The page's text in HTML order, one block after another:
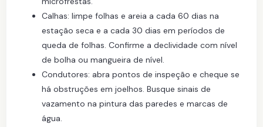
Calhas: limpe folhas e areia a cada 60 dias na
estação seca e a cada 30 dias em períodos de
queda de folhas. Confirme a declividade com nível
de bolha ou mangueira de nível.
Condutores: abra pontos de inspeção e cheque se
há obstruções em joelhos. Busque sinais de
vazamento na pintura das paredes e marcas de
água.